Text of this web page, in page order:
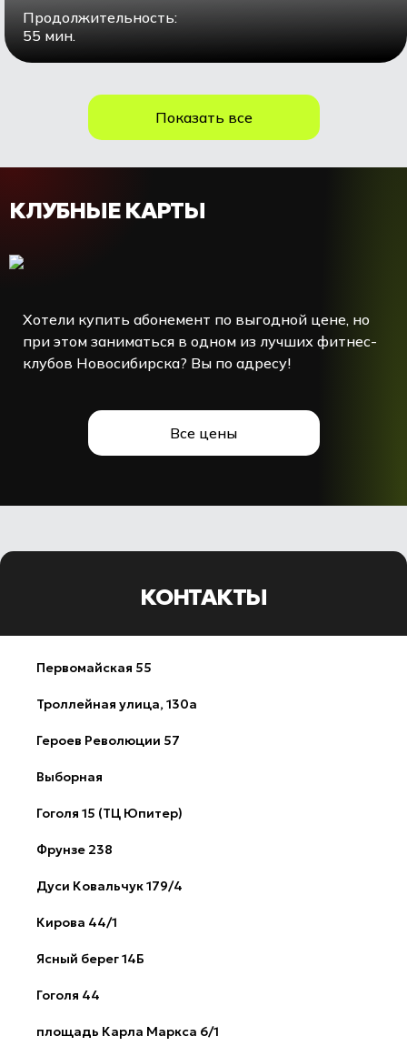
Продолжительность:
55 мин.
Показать все
КЛУБНЫЕ КАРТЫ
Хотели купить абонемент по выгодной цене, но
при этом заниматься в одном из лучших фитнес-
клубов Новосибирска? Вы по адресу!
Все цены
КОНТАКТЫ
Первомайская 55
​Троллейная улица, 130а
Героев Революции 57
Выборная
Гоголя 15 (ТЦ Юпитер)
Фрунзе 238
Дуси Ковальчук 179/4
Кирова 44/1
Ясный берег 14Б
Гоголя 44
площадь Карла Маркса 6/1